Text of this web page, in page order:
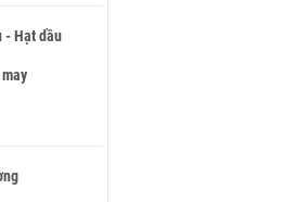
- Hạt dầu